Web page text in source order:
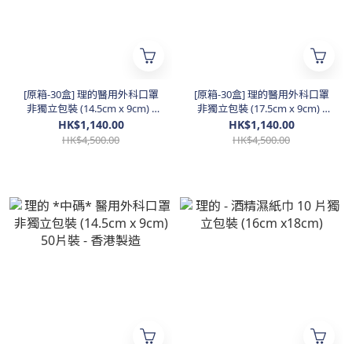
[原箱-30盒] 理的醫用外科口罩
非獨立包裝 (14.5cm x 9cm) -
中碼 50片裝 (香港製造)
HK$1,140.00
HK$4,500.00
[原箱-30盒] 理的醫用外科口罩
非獨立包裝 (17.5cm x 9cm) -
大碼 50片裝 (香港製造)
HK$1,140.00
HK$4,500.00